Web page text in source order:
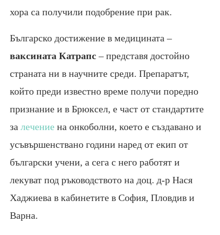
хора са получили подобрение при рак.
Българско достижение в медицината –
ваксината Катрапс– представя достойно
страната ни в научните среди. Препаратът,
който преди известно време получи поредно
признание и в Брюксел, е част от стандартите
за лечение на онкоболни, което е създавано и
усъвършенствано години наред от екип от
български учени, а сега с него работят и
лекуват под ръководството на доц. д-р Нася
Хаджиева в кабинетите в София, Пловдив и
Варна.